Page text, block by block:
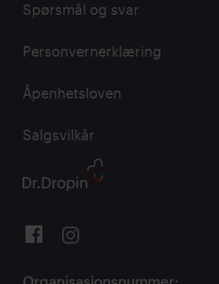
Spørsmål og svar
Personvernerklæring
Åpenhetsloven
Salgsvilkår